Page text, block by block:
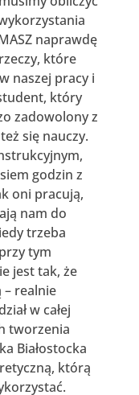
naprawdę
które
naszej pracy i
który
zadowolony z
się nauczy.
godzin z
oni pracują,
nam do
trzeba
tym
jest tak, że
realnie
w całej
tworzenia
Białostocka
którą